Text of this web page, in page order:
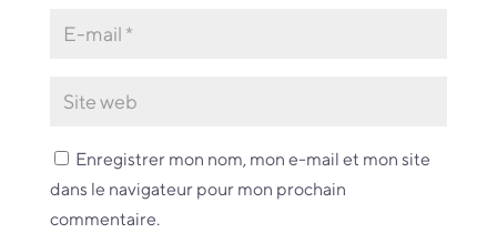
Enregistrer mon nom, mon e-mail et mon site
dans le navigateur pour mon prochain
commentaire.